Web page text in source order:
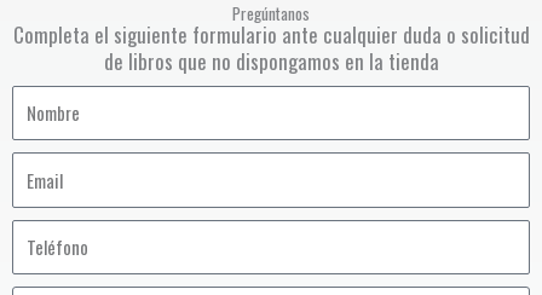
Pregúntanos
Completa el siguiente formulario ante cualquier duda o solicitud
de libros que no dispongamos en la tienda